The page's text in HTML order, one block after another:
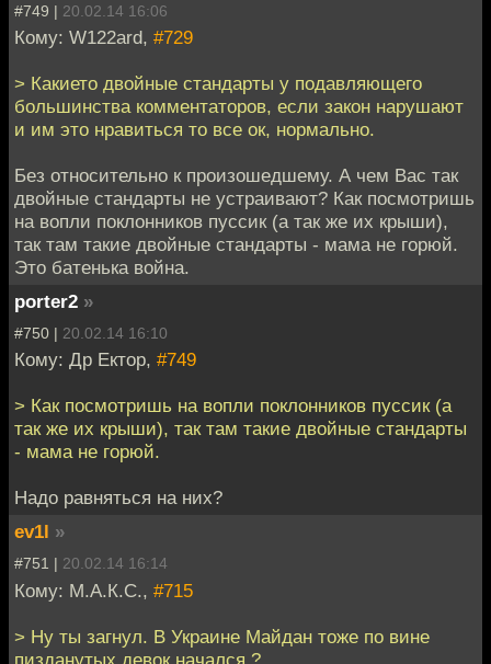
#749 | 20.02.14 16:06
Кому: W122ard, #729
> Какието двойные стандарты у подавляющего
большинства комментаторов, если закон нарушают
и им это нравиться то все ок, нормально.
Без относительно к произошедшему. А чем Вас так
двойные стандарты не устраивают? Как посмотришь
на вопли поклонников пуссик (а так же их крыши),
так там такие двойные стандарты - мама не горюй.
Это батенька война.
porter2 »
#750 | 20.02.14 16:10
Кому: Др Ектор, #749
> Как посмотришь на вопли поклонников пуссик (а
так же их крыши), так там такие двойные стандарты
- мама не горюй.
Надо равняться на них?
ev1l »
#751 | 20.02.14 16:14
Кому: М.А.К.С., #715
> Ну ты загнул. В Украине Майдан тоже по вине
пизданутых девок начался ?